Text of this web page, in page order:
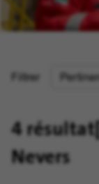
Filtrer
Critère
4
Nevers